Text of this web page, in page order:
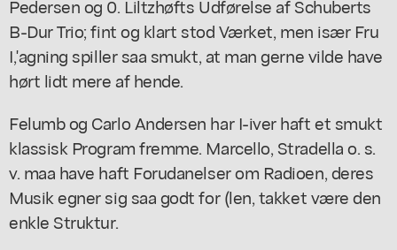
Pedersen og 0. Liltzhøfts Udførelse af Schuberts
B-Dur Trio; fint og klart stod Værket, men især Fru
I,'agning spiller saa smukt, at man gerne vilde have
hørt lidt mere af hende.
Felumb og Carlo Andersen har I-iver haft et smukt
klassisk Program fremme. Marcello, Stradella o. s.
v. maa have haft Forudanelser om Radioen, deres
Musik egner sig saa godt for (len, takket være den
enkle Struktur.